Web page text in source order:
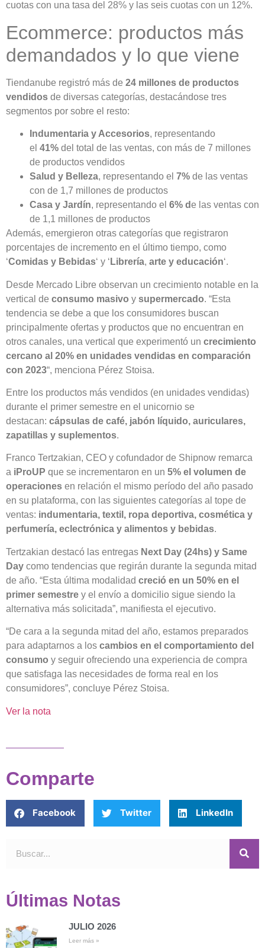
cuotas con una tasa del 28% y las seis cuotas con un 12%.
Ecommerce: productos más
demandados y lo que viene
Tiendanube registró más de 24 millones de productos
vendidos de diversas categorías, destacándose tres
segmentos por sobre el resto:
Indumentaria y Accesorios, representando
el 41% del total de las ventas, con más de 7 millones
de productos vendidos
Salud y Belleza, representando el 7% de las ventas
con de 1,7 millones de productos
Casa y Jardín, representando el 6% de las ventas con
de 1,1 millones de productos
Además, emergieron otras categorías que registraron
porcentajes de incremento en el último tiempo, como
‘Comidas y Bebidas‘ y ‘ Librería, arte y educación‘.
Desde Mercado Libre observan un crecimiento notable en la
vertical de consumo masivo y supermercado. “Esta
tendencia se debe a que los consumidores buscan
principalmente ofertas y productos que no encuentran en
otros canales, una vertical que experimentó un crecimiento
cercano al 20% en unidades vendidas en comparación
con 2023“, menciona Pérez Stoisa.
Entre los productos más vendidos (en unidades vendidas)
durante el primer semestre en el unicornio se
destacan: cápsulas de café, jabón líquido, auriculares,
zapatillas y suplementos.
Franco Tertzakian, CEO y cofundador de Shipnow remarca
a iProUP que se incrementaron en un 5% el volumen de
operaciones en relación el mismo período del año pasado
en su plataforma, con las siguientes categorías al tope de
ventas: indumentaria, textil, ropa deportiva, cosmética y
perfumería, eclectrónica y alimentos y bebidas.
Tertzakian destacó las entregas Next Day (24hs) y Same
Day como tendencias que regirán durante la segunda mitad
de año. “Esta última modalidad creció en un 50% en el
primer semestre y el envío a domicilio sigue siendo la
alternativa más solicitada”, manifiesta el ejecutivo.
“De cara a la segunda mitad del año, estamos preparados
para adaptarnos a los cambios en el comportamiento del
consumo y seguir ofreciendo una experiencia de compra
que satisfaga las necesidades de forma real en los
consumidores”, concluye Pérez Stoisa.
Ver la nota
Comparte
Facebook Twitter LinkedIn
Últimas Notas
JULIO 2026
Leer más »